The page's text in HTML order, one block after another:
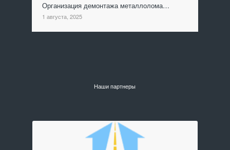
Организация демонтажа металлолома…
1 августа, 2025
Наши партнеры